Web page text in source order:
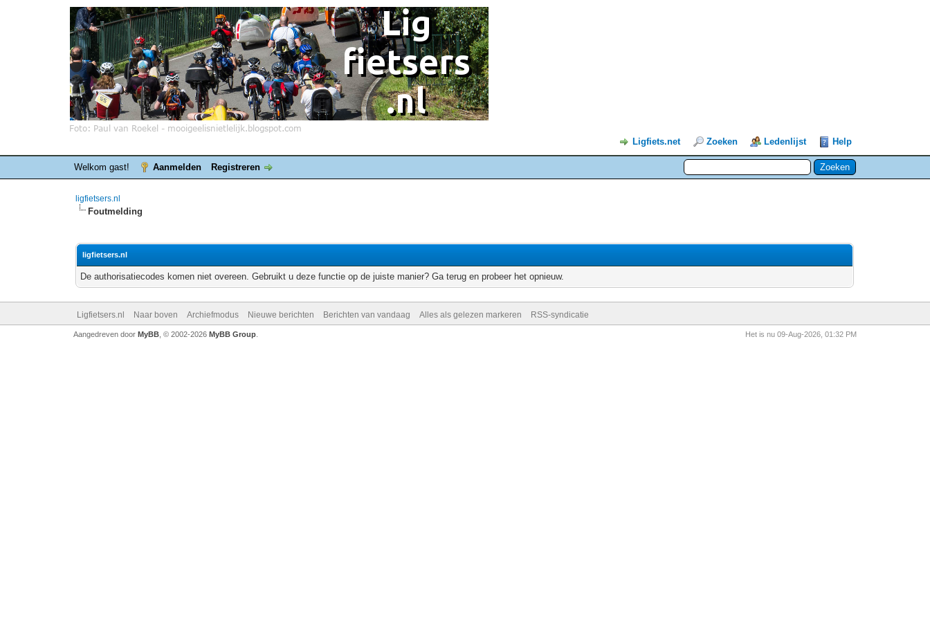
Ligfiets.net Zoeken Ledenlijst Help
Welkom gast! Aanmelden Registreren
ligfietsers.nl
Foutmelding
ligfietsers.nl
De authorisatiecodes komen niet overeen. Gebruikt u deze functie op de juiste manier? Ga terug en probeer het opnieuw.
Ligfietsers.nl Naar boven Archiefmodus Nieuwe berichten Berichten van vandaag Alles als gelezen markeren RSS-syndicatie
Het is nu 09-Aug-2026, 01:32 PM
Aangedreven door MyBB, © 2002-2026 MyBB Group.